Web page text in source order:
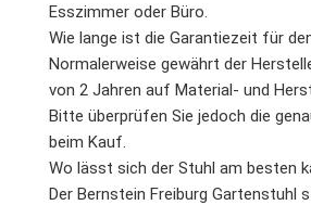
Esszimmer oder Büro.
Wie lange ist die Garantiezeit für
Normalerweise gewährt der
von 2 Jahren auf Material- und
Bitte überprüfen Sie jedoch die
beim Kauf.
Wo lässt sich der Stuhl am besten
Der Bernstein Freiburg Gartenstuhl